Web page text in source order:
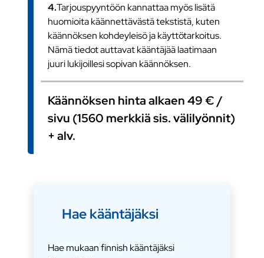
4.Tarjouspyyntöön kannattaa myös lisätä
huomioita käännettävästä tekstistä, kuten
käännöksen kohdeyleisö ja käyttötarkoitus.
Nämä tiedot auttavat kääntäjää laatimaan
juuri lukijoillesi sopivan käännöksen.
Käännöksen hinta alkaen 49 € /
sivu (1560 merkkiä sis. välilyönnit)
+ alv.
Hae kääntäjäksi
Hae mukaan finnish kääntäjäksi